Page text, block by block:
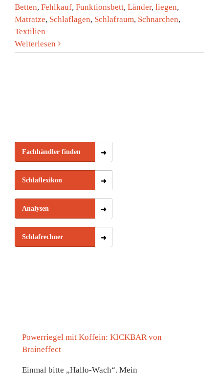
Betten, Fehlkauf, Funktionsbett, Länder, liegen,
Matratze, Schlaflagen, Schlafraum, Schnarchen,
Textilien
Weiterlesen
Fachhändler finden
Schlaflexikon
Analysen
Schlafrechner
Powerriegel mit Koffein: KICKBAR von
Braineffect
Einmal bitte „Hallo-Wach“. Mein